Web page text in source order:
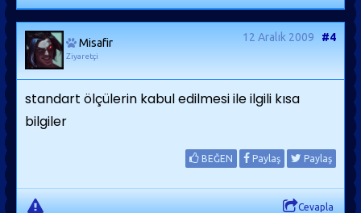
Misafir
Ziyaretçi
12 Aralık 2009 #4
standart ölçülerin kabul edilmesi ile ilgili kısa
bilgiler
BEĞEN Paylaş Paylaş
Cevapla